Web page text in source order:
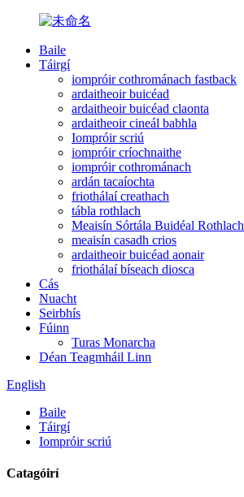
Baile
Táirgí
iompróir cothrománach fastback
ardaitheoir buicéad
ardaitheoir buicéad claonta
ardaitheoir cineál babhla
Iompróir scriú
iompróir críochnaithe
iompróir cothrománach
ardán tacaíochta
friothálaí creathach
tábla rothlach
Meaisín Sórtála Buidéal Rothlach
meaisín casadh crios
ardaitheoir buicéad aonair
friothálaí bíseach diosca
Cás
Nuacht
Seirbhís
Fúinn
Turas Monarcha
Déan Teagmháil Linn
English
Baile
Táirgí
Iompróir scriú
Catagóirí